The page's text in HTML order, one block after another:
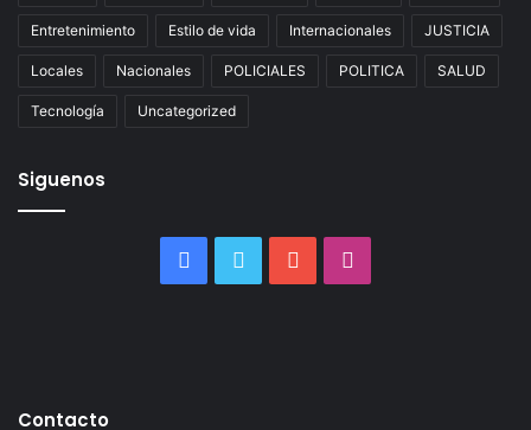
Entretenimiento Estilo de vida Internacionales JUSTICIA
Locales Nacionales POLICIALES POLITICA SALUD
Tecnología Uncategorized
Siguenos
Facebook
Twitter YouTube
Contacto